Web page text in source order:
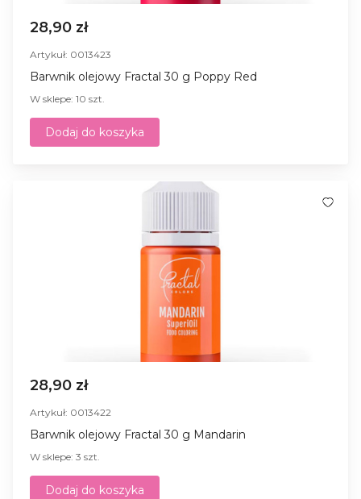
28,90 zł
Artykuł: 0013423
Barwnik olejowy Fractal 30 g Poppy Red
W sklepe: 10 szt.
Dodaj do koszyka
28,90 zł
Artykuł: 0013422
Barwnik olejowy Fractal 30 g Mandarin
W sklepe: 3 szt.
Dodaj do koszyka